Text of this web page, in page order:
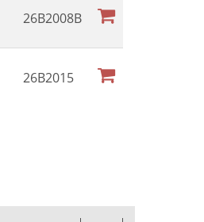
26B2008B
26B2015